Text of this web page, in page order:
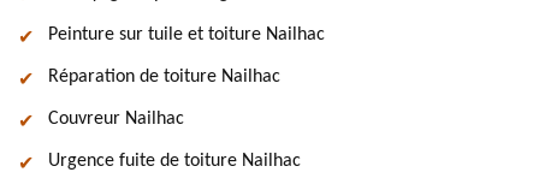
Peinture sur tuile et toiture Nailhac
Réparation de toiture Nailhac
Couvreur Nailhac
Urgence fuite de toiture Nailhac